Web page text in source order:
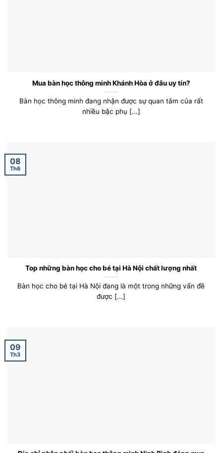
Mua bàn học thông minh Khánh Hòa ở đâu uy tín?
Bàn học thông minh đang nhận được sự quan tâm của rất
nhiều bậc phụ [...]
Top những bàn học cho bé tại Hà Nội chất lượng nhất
Bàn học cho bé tại Hà Nội đang là một trong những vấn đề
được [...]
08
Th6
09
Th3